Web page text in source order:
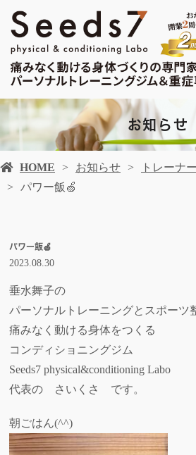
お知らせ
HOME お知らせ
トレーナ
パワー飯🍏
パワー飯🍏
2023.08.30
垂水舞子の
パーソナルトレーニングとスポーツ
痛みなく動ける身体をつくる
コンディショニングジム
Seeds7 physical&conditioning Labo
代表の さいくさ です。
朝ごはん(^^)